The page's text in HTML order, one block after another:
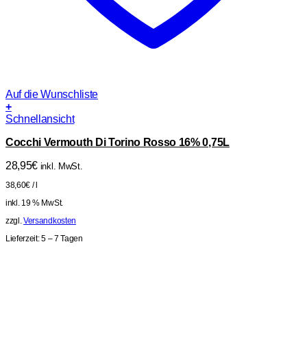
Auf die Wunschliste
+
Schnellansicht
Cocchi Vermouth Di Torino Rosso 16% 0,75L
28,95€ inkl. MwSt.
38,60€ /
inkl. 19 % MwSt.
zzgl.Versandkosten
Lieferzeit:5 – 7 Tagen